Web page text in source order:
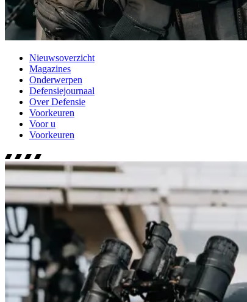
Nieuwsoverzicht
Magazines
Onderwerpen
Defensiejournaal
Over Defensie
Voorkeuren
Voor u
Voorkeuren